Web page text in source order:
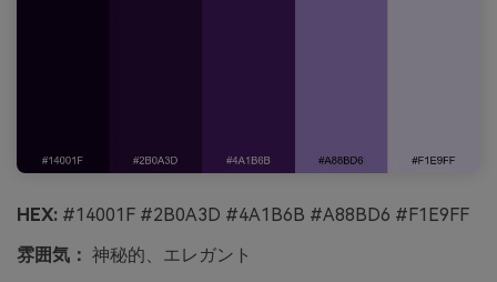
HEX: #14001F #2B0A3D #4A1B6B #A88BD6 #F1E9FF
雰囲気： 神秘的、エレガント